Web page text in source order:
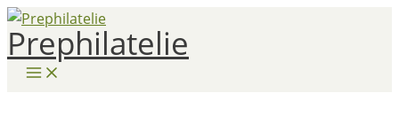
Zum
Inhalt
springen
Prephilatelie